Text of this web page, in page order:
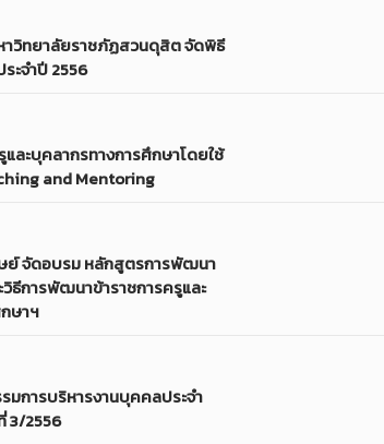
วิทยาลัยราชภัฏสวนดุสิต จัดพิธี
ะจำปี 2556
ละบุคลากรทางการศึกษาโดยใช้
and Mentoring
จัดอบรม หลักสูตรการพัฒนา
ธีการพัฒนาข้าราชการครูและ
ษาฯ
มการบริหารงานบุคคลประจำ
3/2556